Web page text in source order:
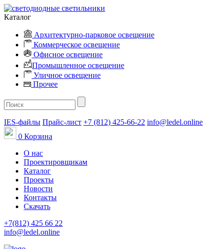
Каталог
Архитектурно-парковое освещение
Коммерческое освещение
Офисное освещение
Промышленное освещение
Уличное освещение
Прочее
IES-файлы Прайс-лист +7 (812) 425-66-22 info@ledel.online
0 Корзина
О нас
Проектировщикам
Каталог
Проекты
Новости
Контакты
Скачать
+7(812) 425 66 22
info@ledel.online